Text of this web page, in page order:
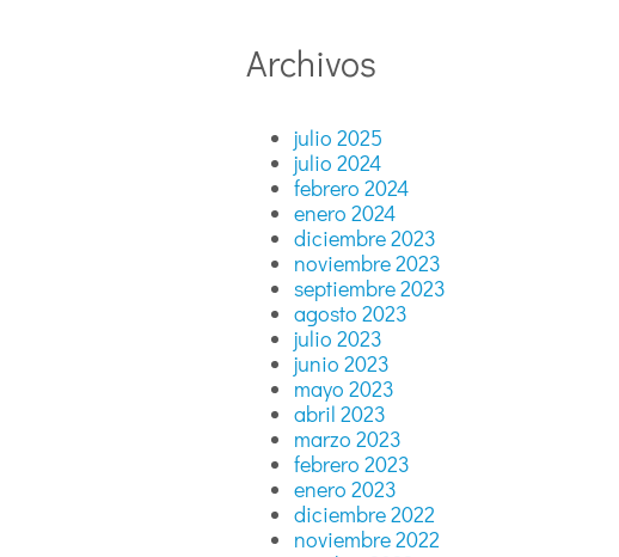
Archivos
julio 2025
julio 2024
febrero 2024
enero 2024
diciembre 2023
noviembre 2023
septiembre 2023
agosto 2023
julio 2023
junio 2023
mayo 2023
abril 2023
marzo 2023
febrero 2023
enero 2023
diciembre 2022
noviembre 2022